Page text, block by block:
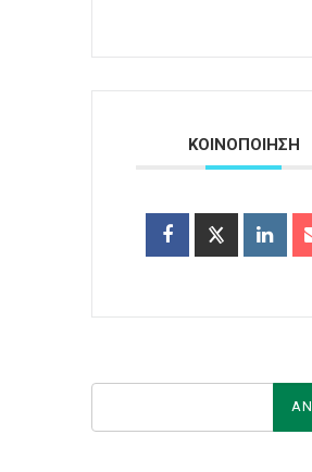
ΚΟΙΝΟΠΟΙΗΣΗ